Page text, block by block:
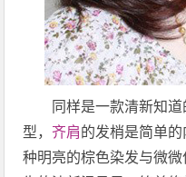
同样是一款清新知
型， 齐肩的发梢是简单
种明亮的棕色染发与微